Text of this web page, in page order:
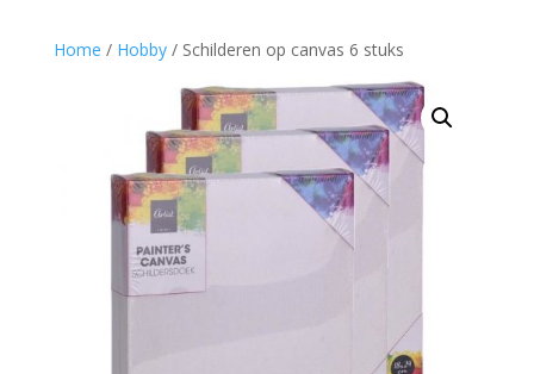
Home / Hobby/ Schilderen op canvas 6 stuks